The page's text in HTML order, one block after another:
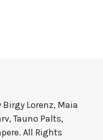
Lorenz, Maia
Tauno Palts,
All Rights